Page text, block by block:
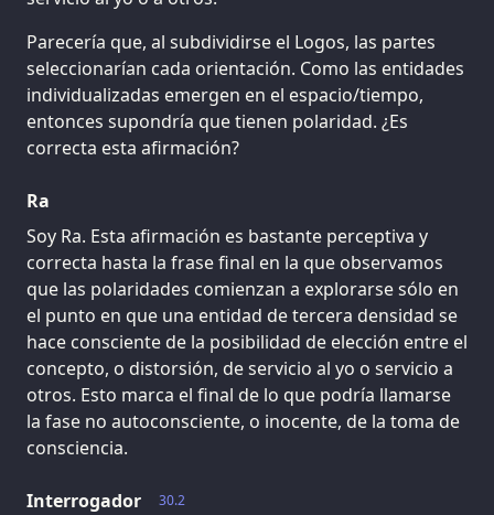
Parecería que, al subdividirse el Logos, las partes
seleccionarían cada orientación. Como las entidades
individualizadas emergen en el espacio/tiempo,
entonces supondría que tienen polaridad. ¿Es
correcta esta afirmación?
Ra
Soy Ra. Esta afirmación es bastante perceptiva y
correcta hasta la frase final en la que observamos
que las polaridades comienzan a explorarse sólo en
el punto en que una entidad de tercera densidad se
hace consciente de la posibilidad de elección entre el
concepto, o distorsión, de servicio al yo o servicio a
otros. Esto marca el final de lo que podría llamarse
la fase no autoconsciente, o inocente, de la toma de
consciencia.
30.2
Interrogador